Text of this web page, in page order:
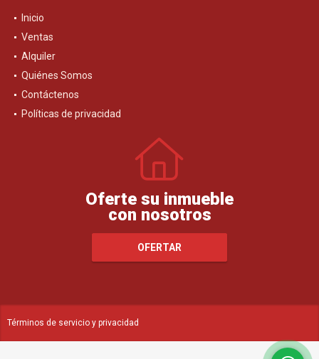
Inicio
Ventas
Alquiler
Quiénes Somos
Contáctenos
Políticas de privacidad
Oferte su inmueble
con nosotros
OFERTAR
Términos de servicio y privacidad